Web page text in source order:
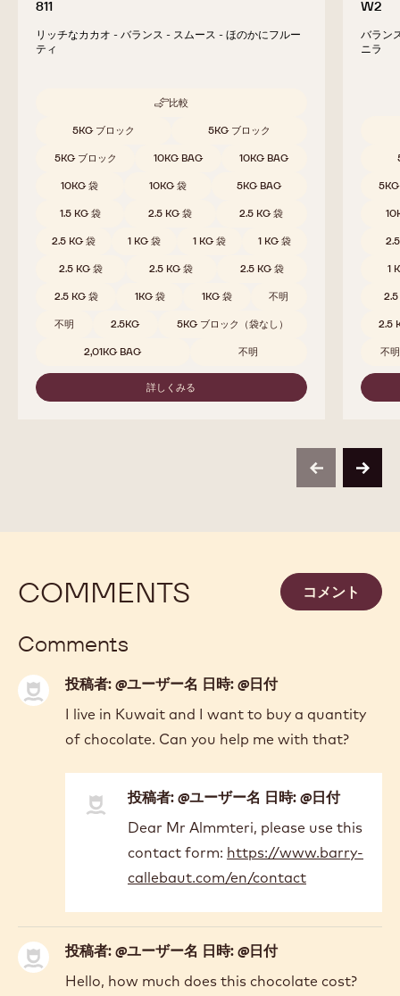
811
リッチなカカオ - バランス - スムース - ほのかにフルー
ティ
比較
-
取扱サイズ5KG ブロック 5KG ブロック
5KG ブロック 10KG BAG 10KG BAG
10KG 袋 10KG 袋 5KG BAG
1.5 KG 袋 2.5 KG 袋 2.5 KG 袋
2.5 KG 袋 1 KG 袋 1 KG 袋 1 KG 袋
2.5 KG 袋 2.5 KG 袋 2.5 KG 袋
2.5 KG 袋 1KG 袋 1KG 袋 不明
不明 2.5KG 5KG ブロック（袋なし）
2,01KG BAG 不明
詳しくみる
-
W2
バラン
ニラ
取扱
1
2.5
2.5
不明
previousnext
COMMENTS コメント
Comments
投稿者: @ユーザー名 日時: @日付
I live in Kuwait and I want to buy a quantity
of chocolate. Can you help me with that?
投稿者: @ユーザー名 日時: @日付
In
reply
to
I
in
and
I
Dear Mr Almmteri, please use this
contact form: https://www.barry-
callebaut.com/en/contact
投稿者: @ユーザー名 日時: @日付
Hello, how much does this chocolate cost?